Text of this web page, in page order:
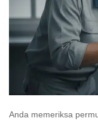
Anda memeriksa